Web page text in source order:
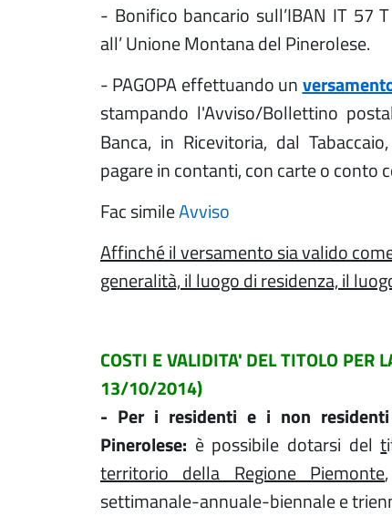
- Bonifico bancario sull’IBAN IT 57
all’ Unione Montana del Pinerolese.
- PAGOPA effettuando un
stampando l'Avviso/Bollettino
Banca, in Ricevitoria, dal
pagare in contanti, con carte o conto
Fac simileAvviso
Affinché il versamento sia valido
generalità, il luogo di residenza, il
COSTI E VALIDITA' DEL TITOLO PER
13/10/2014)
- Per i residenti e i non residenti
Pinerolese: è possibile dotarsi delt
territorio della Regione Piemonte
settimanale-annuale-biennale e